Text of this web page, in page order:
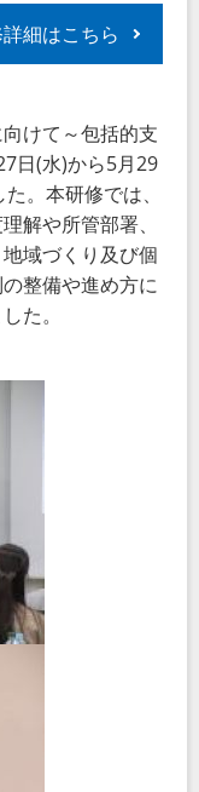
細はこちら
けて～包括的支
日(水)から5月29
。本研修では、
解や所管部署、
域づくり及び個
整備や進め方に
た。